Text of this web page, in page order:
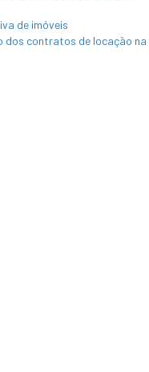
de imóveis
dos contratos de locação na